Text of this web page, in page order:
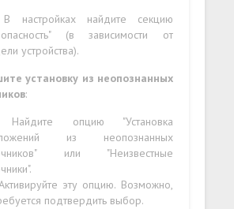
В настройках найдите секцию
(в зависимости от
устройства).
установку из неопознанных
:
Найдите опцию "Установка
из неопознанных
или "Неизвестные
эту опцию. Возможно,
подтвердить выбор.